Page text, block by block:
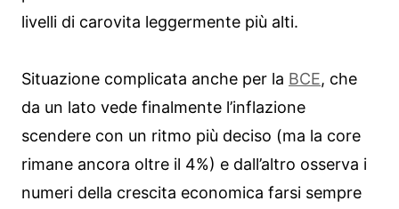
livelli di carovita leggermente più alti.
Situazione complicata anche per la BCE, che
da un lato vede finalmente l’inflazione
scendere con un ritmo più deciso (ma la core
rimane ancora oltre il 4%) e dall’altro osserva i
numeri della crescita economica farsi sempre